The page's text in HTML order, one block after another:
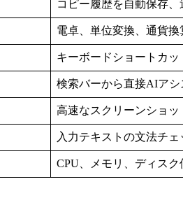
コピー履歴を自動保存
電卓、単位変換、通貨
キーボードショートカ
検索バーから直接AIア
高速なスクリーンショ
入力テキストの文法チ
CPU、メモリ、ディス